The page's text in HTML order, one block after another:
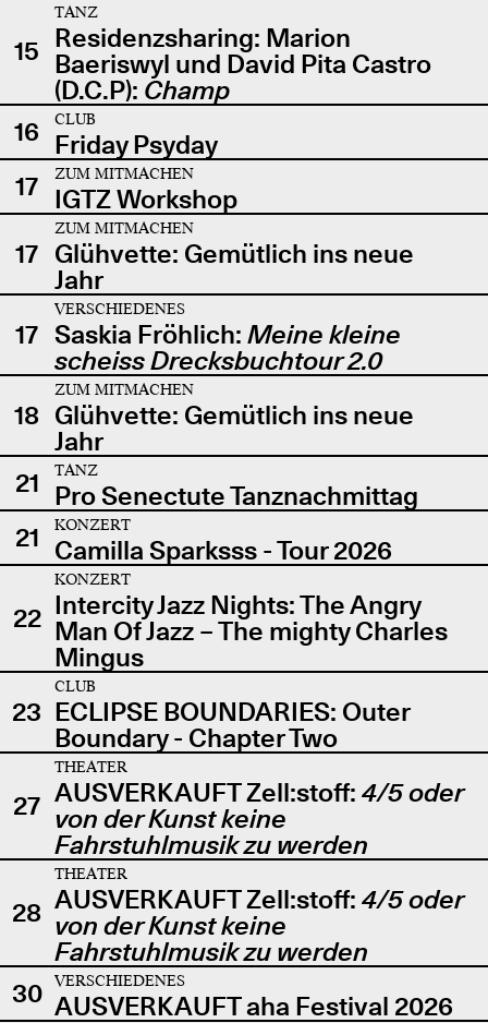
15
TANZ
Residenzsharing: Marion
Baeriswyl und David Pita Castro
(D.C.P): Champ
16
CLUB
Friday Psyday
17
ZUM MITMACHEN
IGTZ Workshop
17
ZUM MITMACHEN
Glühvette: Gemütlich ins neue
Jahr
17
VERSCHIEDENES
Saskia Fröhlich: Meine kleine
scheiss Drecksbuchtour 2.0
18
ZUM MITMACHEN
Glühvette: Gemütlich ins neue
Jahr
21
TANZ
Pro Senectute Tanznachmittag
21
KONZERT
Camilla Sparksss - Tour 2026
22
KONZERT
Intercity Jazz Nights: The Angry
Man Of Jazz – The mighty Charles
Mingus
23
CLUB
ECLIPSE BOUNDARIES: Outer
Boundary - Chapter Two
27
THEATER
AUSVERKAUFT Zell:stoff: 4/5 oder
von der Kunst keine
Fahrstuhlmusik zu werden
28
THEATER
AUSVERKAUFT Zell:stoff: 4/5 oder
von der Kunst keine
Fahrstuhlmusik zu werden
30
VERSCHIEDENES
AUSVERKAUFT aha Festival 2026